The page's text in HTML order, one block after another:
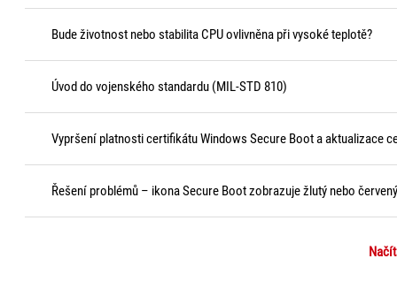
Bude životnost nebo stabilita CPU ovlivněna při vysoké teplotě?
Úvod do vojenského standardu (MIL-STD 810)
Vypršení platnosti certifikátu Windows Secure Boot a aktualizace
Řešení problémů – ikona Secure Boot zobrazuje žlutý nebo